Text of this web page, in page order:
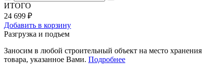
ИТОГО
24 699 ₽
Добавить в корзину
Разгрузка и подъем
Заносим в любой строительный объект на место хранения
товара, указанное Вами. Подробнее